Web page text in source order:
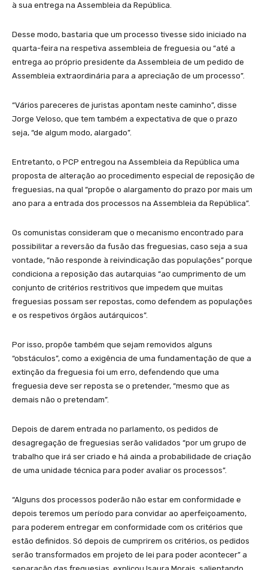
à sua entrega na Assembleia da República.
Desse modo, bastaria que um processo tivesse sido iniciado na
quarta-feira na respetiva assembleia de freguesia ou “até a
entrega ao próprio presidente da Assembleia de um pedido de
Assembleia extraordinária para a apreciação de um processo”.
“Vários pareceres de juristas apontam neste caminho”, disse
Jorge Veloso, que tem também a expectativa de que o prazo
seja, “de algum modo, alargado”.
Entretanto, o PCP entregou na Assembleia da República uma
proposta de alteração ao procedimento especial de reposição de
freguesias, na qual “propõe o alargamento do prazo por mais um
ano para a entrada dos processos na Assembleia da República”.
Os comunistas consideram que o mecanismo encontrado para
possibilitar a reversão da fusão das freguesias, caso seja a sua
vontade, “não responde à reivindicação das populações” porque
condiciona a reposição das autarquias “ao cumprimento de um
conjunto de critérios restritivos que impedem que muitas
freguesias possam ser repostas, como defendem as populações
e os respetivos órgãos autárquicos”.
Por isso, propõe também que sejam removidos alguns
“obstáculos”, como a exigência de uma fundamentação de que a
extinção da freguesia foi um erro, defendendo que uma
freguesia deve ser reposta se o pretender, “mesmo que as
demais não o pretendam”.
Depois de darem entrada no parlamento, os pedidos de
desagregação de freguesias serão validados “por um grupo de
trabalho que irá ser criado e há ainda a probabilidade de criação
de uma unidade técnica para poder avaliar os processos”.
“Alguns dos processos poderão não estar em conformidade e
depois teremos um período para convidar ao aperfeiçoamento,
para poderem entregar em conformidade com os critérios que
estão definidos. Só depois de cumprirem os critérios, os pedidos
serão transformados em projeto de lei para poder acontecer” a